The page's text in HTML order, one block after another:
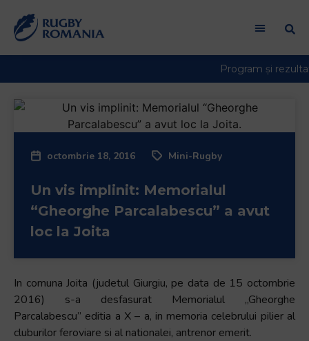
octombrie 18, 2016 Mini-Rugby
Un vis implinit: Memorialul
“Gheorghe Parcalabescu” a avut
loc la Joita
In comuna Joita (judetul Giurgiu, pe data de 15 octombrie
2016) s-a desfasurat Memorialul ,,Gheorghe
Parcalabescu” editia a X – a, in memoria celebrului pilier al
cluburilor feroviare si al nationalei, antrenor emerit.